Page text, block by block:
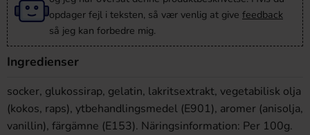
opdager fejl i teksten, så vær venlig at give feedback
så jeg kan forbedre mig.
Ingredienser
socker, glukossirap, gelatin, lakritsextrakt, vegetabilisk olja
(kokos, raps), ytbehandlingsmedel (E901), aromer (anisolja,
vanillin), färgämne (E153). Näringsinformation: Per 100g.